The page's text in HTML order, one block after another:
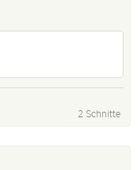
2 Schnitte